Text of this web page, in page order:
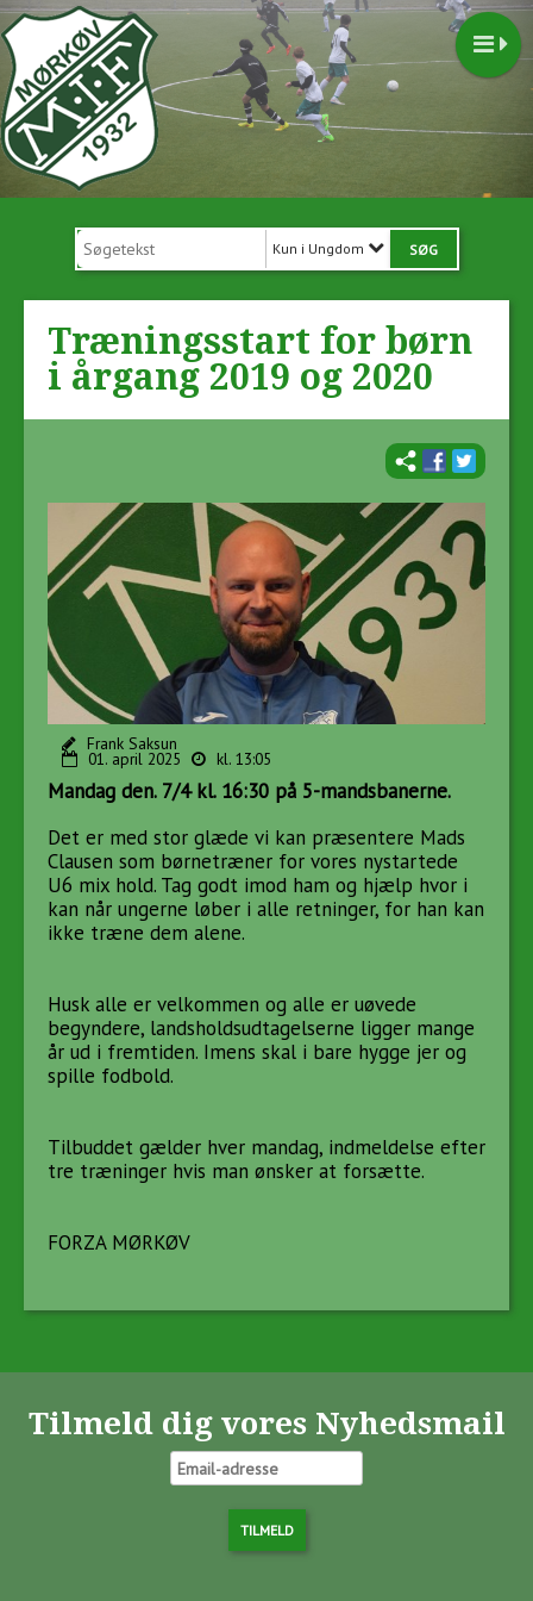
Kun i Ungdom
Træningsstart for børn
i årgang 2019 og 2020
Frank Saksun
01. april 2025 kl. 13:05
Mandag den. 7/4 kl. 16:30 på 5-mandsbanerne.
Det er med stor glæde vi kan præsentere Mads
Clausen som børnetræner for vores nystartede
U6 mix hold. Tag godt imod ham og hjælp hvor i
kan når ungerne løber i alle retninger, for han kan
ikke træne dem alene.
Husk alle er velkommen og alle er uøvede
begyndere, landsholdsudtagelserne ligger mange
år ud i fremtiden. Imens skal i bare hygge jer og
spille fodbold.
Tilbuddet gælder hver mandag, indmeldelse efter
tre træninger hvis man ønsker at forsætte.
FORZA MØRKØV
Tilmeld dig vores Nyhedsmail